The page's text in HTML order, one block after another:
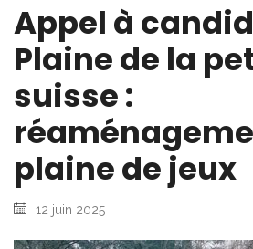
Appel à
Plaine de la
suisse :
plaine de jeux
12 juin 2025